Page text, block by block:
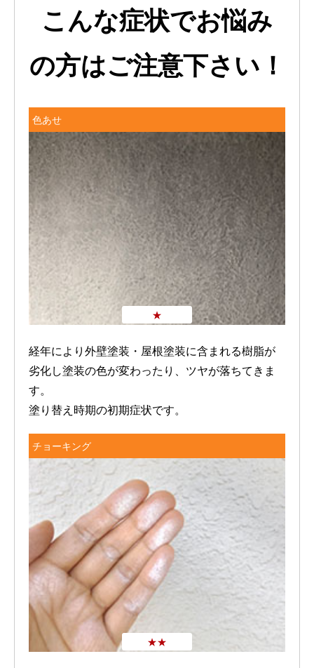
こんな症状でお悩み
の方はご注意下さい！
色あせ
★
経年により外壁塗装・屋根塗装に含まれる樹脂が
劣化し塗装の色が変わったり、ツヤが落ちてきま
す。
塗り替え時期の初期症状です。
チョーキング
★★